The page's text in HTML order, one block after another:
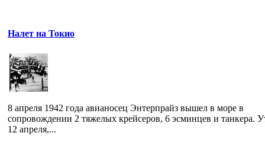
Налет на Токио
8 апреля 1942 года авианосец Энтерпрайз вышел в море в
сопровождении 2 тяжелых крейсеров, 6 эсминцев и танкера.
12 апреля,...